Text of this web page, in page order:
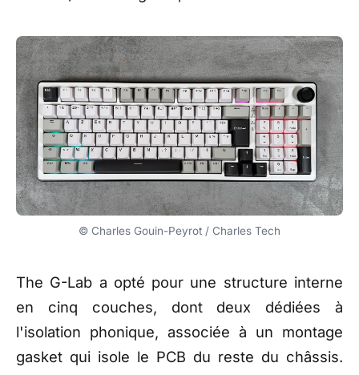
© Charles Gouin-Peyrot / Charles Tech
The G-Lab a opté pour une structure interne
en cinq couches, dont deux dédiées à
l'isolation phonique, associée à un montage
gasket qui isole le PCB du reste du châssis.